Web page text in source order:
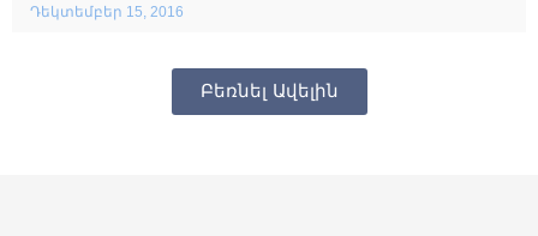
Դեկտեմբեր 15, 2016
Բեռնել Ավելին